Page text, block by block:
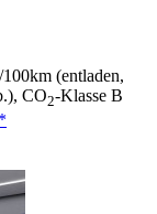
(entladen,
CO2-Klasse B